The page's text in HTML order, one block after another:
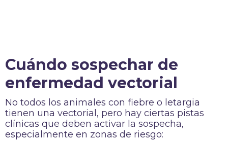
Cuándo sospechar de
enfermedad vectorial
No todos los animales con fiebre o letargia
tienen una vectorial, pero hay ciertas pistas
clínicas que deben activar la sospecha,
especialmente en zonas de riesgo: